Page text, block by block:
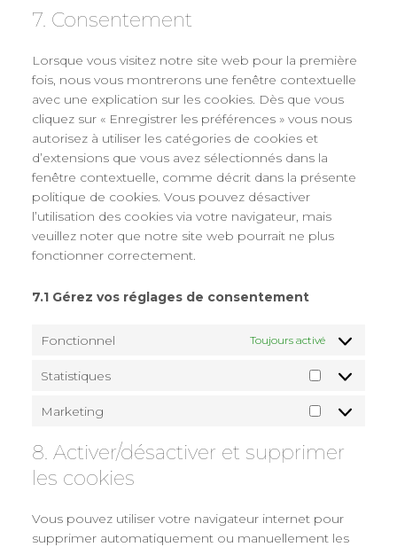
7. Consentement
Lorsque vous visitez notre site web pour la première
fois, nous vous montrerons une fenêtre contextuelle
avec une explication sur les cookies. Dès que vous
cliquez sur « Enregistrer les préférences » vous nous
autorisez à utiliser les catégories de cookies et
d’extensions que vous avez sélectionnés dans la
fenêtre contextuelle, comme décrit dans la présente
politique de cookies. Vous pouvez désactiver
l’utilisation des cookies via votre navigateur, mais
veuillez noter que notre site web pourrait ne plus
fonctionner correctement.
7.1 Gérez vos réglages de consentement
Fonctionnel Toujours activé
Statistiques
Statistiques
Marketing
Marketing
8. Activer/désactiver et supprimer
les cookies
Vous pouvez utiliser votre navigateur internet pour
supprimer automatiquement ou manuellement les